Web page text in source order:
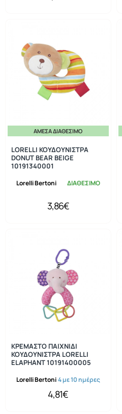
ΆΜΕΣΑ ΔΙΑΘΈΣΙΜΟ
Lorelli Bertoni ΔΙΑΘΕΣΙΜΟ
LORELLI ΚΟΥΔΟΥΝΙΣΤΡΑ
DONUT BEAR BEIGE
10191340001
3,86€
Lorelli Bertoni4 με 10 ημέρες
ΚΡΕΜΑΣΤΟ ΠΑΙΧΝΙΔΙ
ΚΟΥΔΟΥΝΙΣΤΡΑ LORELLI
ELAPHANT 10191400005
4,81€